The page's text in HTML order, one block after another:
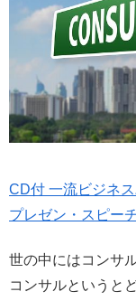
CD付 一流ビジネ
プレゼン・スピー
世の中にはコンサ
コンサルというと